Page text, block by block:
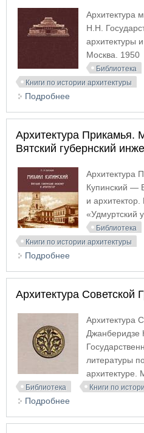
Архитектура
Н.Н.
архитектуры и
Москва. 1950
Библиотека
Книги по истории архитектуры
Подробнее
Архитектура Прикамья.
Вятский губернский
Архитектура
Купинский —
и
«Удмуртский
Библиотека
Книги по истории архитектуры
Подробнее
Архитектура Советской
Архитектура
Джанберидзе
литературы
архитектуре.
Библиотека Книги по
Подробнее